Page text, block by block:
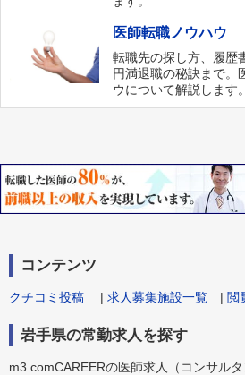
医師転職ノウハウ
転職先の探し方、履歴
円満退職の秘訣まで。
ウについて解説します。
コンテンツ
クチコミ投稿 | 求人募集施設一覧 | 閲
岩手県の常勤求人を探す
m3.comCAREERの医師求人（コンサルタ